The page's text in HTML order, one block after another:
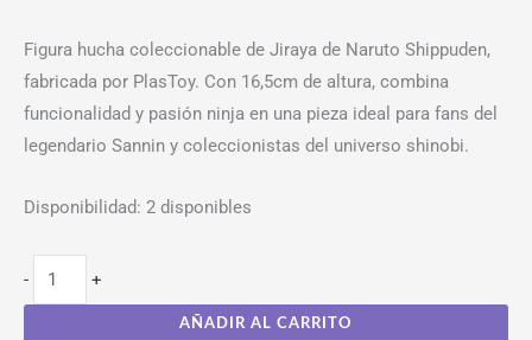
Figura hucha coleccionable de Jiraya de Naruto Shippuden,
fabricada por PlasToy. Con 16,5cm de altura, combina
funcionalidad y pasión ninja en una pieza ideal para fans del
legendario Sannin y coleccionistas del universo shinobi.
Disponibilidad: 2 disponibles
- +
AÑADIR AL CARRITO